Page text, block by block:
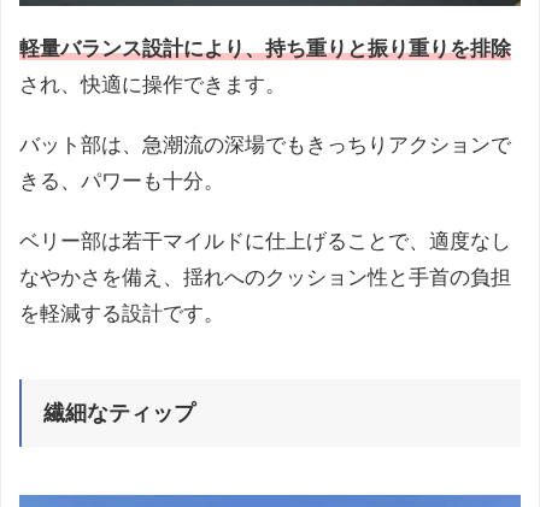
軽量バランス設計により、持ち重りと振り重りを排除
され、快適に操作できます。
バット部は、急潮流の深場でもきっちりアクションで
きる、パワーも十分。
ベリー部は若干マイルドに仕上げることで、適度なし
なやかさを備え、揺れへのクッション性と手首の負担
を軽減する設計です。
繊細なティップ